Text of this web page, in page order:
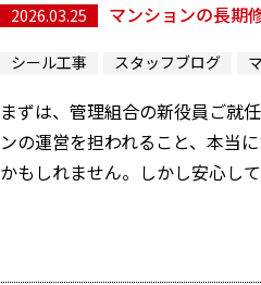
2026.03.25 マンションの長期
シール工事 スタッフブログ
まずは、管理組合の新役員ご就
ンの運営を担われること、本当
かもしれません。しかし安心し